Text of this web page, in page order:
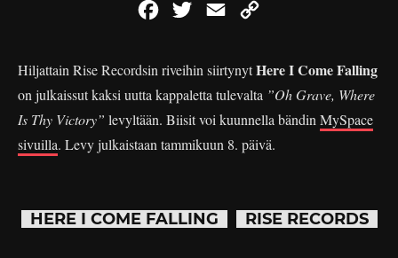
FacebookTwitterEmail
Hiljattain Rise Recordsin riveihin siirtynytHere I Come Falling
on julkaissut kaksi uutta kappaletta tulevalta ”Oh Grave, Where
Is Thy Victory” levyltään. Biisit voi kuunnella bändin MySpace
sivuilla. Levy julkaistaan tammikuun 8. päivä.
HERE I COME FALLING RISE RECORDS